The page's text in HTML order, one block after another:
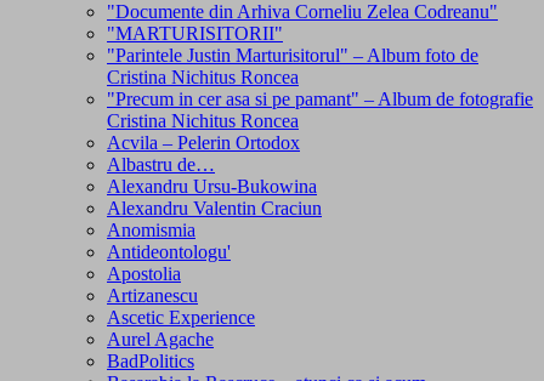
"Documente din Arhiva Corneliu Zelea Codreanu"
"MARTURISITORII"
"Parintele Justin Marturisitorul" – Album foto de
Cristina Nichitus Roncea
"Precum in cer asa si pe pamant" – Album de fotografie
Cristina Nichitus Roncea
Acvila – Pelerin Ortodox
Albastru de…
Alexandru Ursu-Bukowina
Alexandru Valentin Craciun
Anomismia
Antideontologu'
Apostolia
Artizanescu
Ascetic Experience
Aurel Agache
BadPolitics